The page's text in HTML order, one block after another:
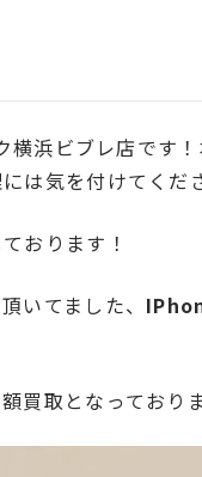
浜ビブレ店です
は気を付けてくだ
おります！
いてました、
買取となっており